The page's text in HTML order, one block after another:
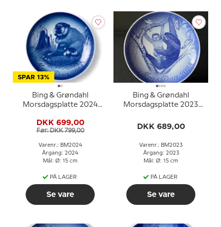
SPAR 13%
Bing & Grøndahl
Morsdagsplatte 2024
DKK 699,00
Før: DKK 799,00
Varenr.: BM2024
Årgang: 2024
Mål: Ø: 15 cm
PÅ LAGER
Se vare
Bing & Grøndahl
Morsdagsplatte 2023
DKK 689,00
Varenr.: BM2023
Årgang: 2023
Mål: Ø: 15 cm
PÅ LAGER
Se vare